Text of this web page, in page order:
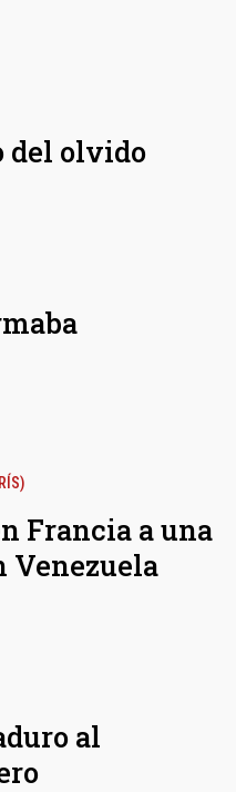
del olvido
Francia a una
al